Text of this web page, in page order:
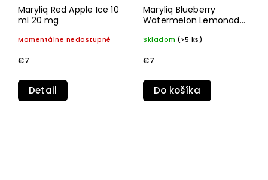
Maryliq Red Apple Ice 10
ml 20 mg
Momentálne nedostupné
€7
Detail
Maryliq Blueberry
Watermelon Lemonade
Skladom (>5 ks)
€7
Do košíka